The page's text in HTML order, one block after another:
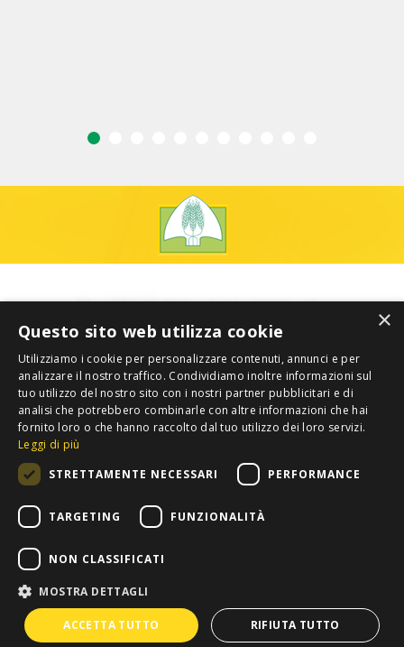
Copyright 2012 COLDIRETTI. Tutti i diritti riservati. -Privacy
Confederazione Nazionale Coltivatori Diretti
×
Questo sito web utilizza cookie
Utilizziamo i cookie per personalizzare contenuti, annunci e per
analizzare il nostro traffico. Condividiamo inoltre informazioni sul
tuo utilizzo del nostro sito con i nostri partner pubblicitari e di
analisi che potrebbero combinarle con altre informazioni che hai
fornito loro o che hanno raccolto dal tuo utilizzo dei loro servizi.
Leggi di più
STRETTAMENTE NECESSARI
PERFORMANCE
TARGETING FUNZIONALITÀ
NON CLASSIFICATI
MOSTRA DETTAGLI
ACCETTA TUTTO RIFIUTA TUTTO